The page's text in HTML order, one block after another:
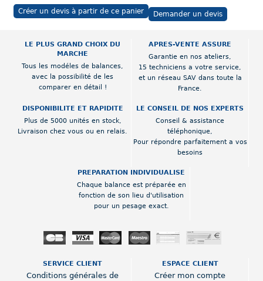
Créer un devis à partir de ce panier Demander un devis
LE PLUS GRAND CHOIX DU
MARCHE
Tous les modéles de balances,
avec la possibilité de les
comparer en détail !
APRES-VENTE ASSURE
Garantie en nos ateliers,
15 techniciens a votre service,
et un réseau SAV dans toute la
France.
DISPONIBILITE ET RAPIDITE
Plus de 5000 unités en stock,
Livraison chez vous ou en relais.
LE CONSEIL DE NOS EXPERTS
Conseil & assistance
téléphonique,
Pour répondre parfaitement a vos
besoins
PREPARATION INDIVIDUALISE
Chaque balance est préparée en
fonction de son lieu d'utilisation
pour un pesage exact.
SERVICE CLIENT
Conditions générales de
ESPACE CLIENT
Créer mon compte